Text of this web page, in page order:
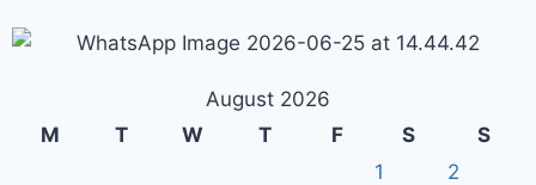
August 2026
M
T W T F S
S
1
2